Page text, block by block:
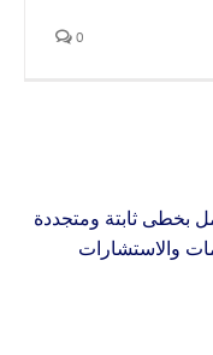
0
بخطى ثابتة ومتجددة
والاستشارات